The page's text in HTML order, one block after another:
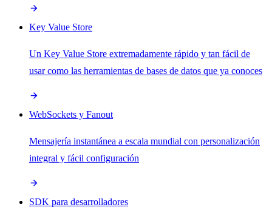
Key Value Store
Un Key Value Store extremadamente rápido y tan fácil de
usar como las herramientas de bases de datos que ya conoces
WebSockets y Fanout
Mensajería instantánea a escala mundial con personalización
integral y fácil configuración
SDK para desarrolladores